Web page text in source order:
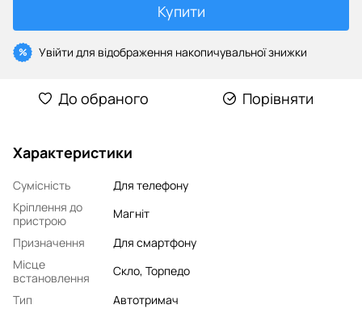
Купити
% Увійти для відображення накопичувальної знижки
До обраного Порівняти
Характеристики
Сумісність
Для телефону
Кріплення до
пристрою
Магніт
Призначення
Для смартфону
Місце
встановлення
Скло, Торпедо
Тип
Автотримач